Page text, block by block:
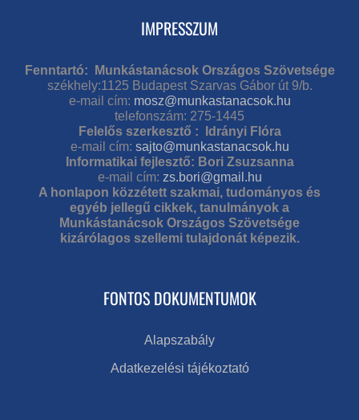
IMPRESSZUM
Fenntartó: Munkástanácsok Országos Szövetsége
székhely:1125 Budapest Szarvas Gábor út 9/b.
e-mail cím: mosz@munkastanacsok.hu
telefonszám: 275-1445
Felelős szerkesztő : Idrányi Flóra
e-mail cím: sajto@munkastanacsok.hu
Informatikai fejlesztő: Bori Zsuzsanna
e-mail cím: zs.bori@gmail.hu
A honlapon közzétett szakmai, tudományos és
egyéb jellegű cikkek, tanulmányok a
Munkástanácsok Országos Szövetsége
kizárólagos szellemi tulajdonát képezik.
FONTOS DOKUMENTUMOK
Alapszabály
Adatkezelési tájékoztató